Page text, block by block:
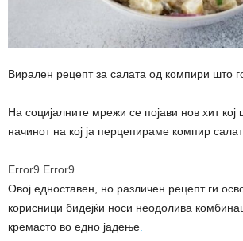
Вирален рецепт за салата од компири што
На социјалните мрежи се појави нов хит
начинот на кој ја перцепираме компир
Error9 Error9
Овој едноставен, но различен рецепт ги
корисници бидејќи носи неодолива
кремасто во едно јадење